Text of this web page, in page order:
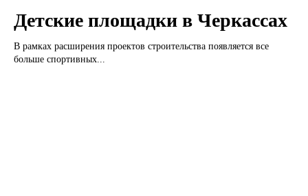
Детские площадки в Черкассах
В рамках расширения проектов строительства появляется все
больше спортивных...